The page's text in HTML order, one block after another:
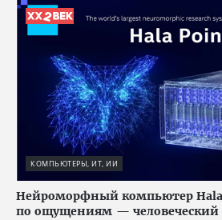
КОМПЬЮТЕРЫ, ИТ, ИИ
Нейроморфный компьютер Hala
по ощущениям — человеческий